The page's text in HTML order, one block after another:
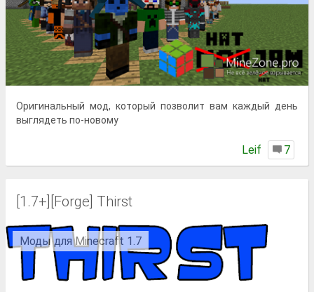
Оригинальный мод, который позволит вам каждый день
выглядеть по-новому
Lеif 7
[1.7+][Forge] Thirst
Моды для Minecraft 1.7